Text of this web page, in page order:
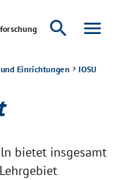
search menu
Einrichtungen
IOSU
bietet insgesamt